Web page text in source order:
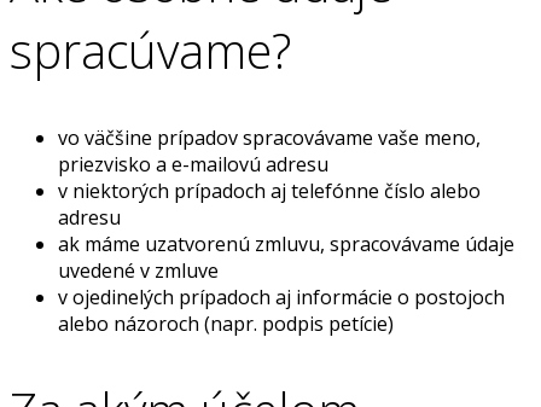
spracúvame?
vo väčšine prípadov spracovávame vaše meno,
priezvisko a e-mailovú adresu
v niektorých prípadoch aj telefónne číslo alebo
adresu
ak máme uzatvorenú zmluvu, spracovávame údaje
uvedené v zmluve
v ojedinelých prípadoch aj informácie o postojoch
alebo názoroch (napr. podpis petície)